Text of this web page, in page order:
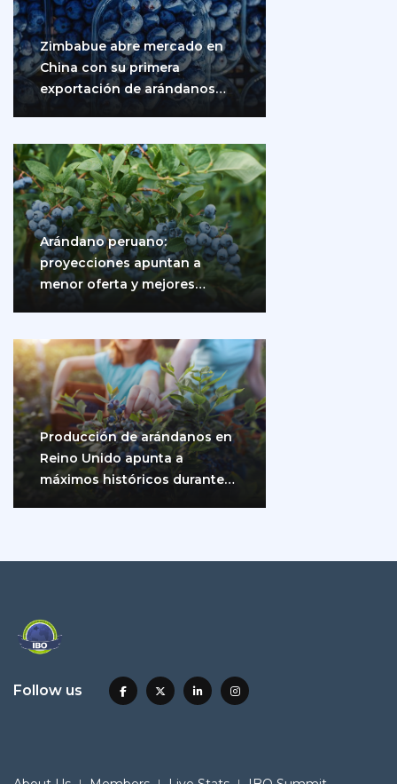
Zimbabue abre mercado en
China con su primera
exportación de arándanos
Arándano peruano:
proyecciones apuntan a
menor oferta y mejores
Producción de arándanos en
Reino Unido apunta a
máximos históricos durante
Follow us